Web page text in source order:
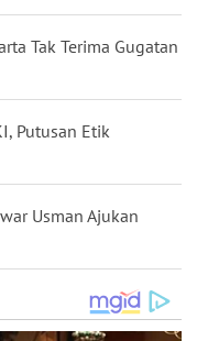
Tak Terima Gugatan
Putusan Etik
Usman Ajukan